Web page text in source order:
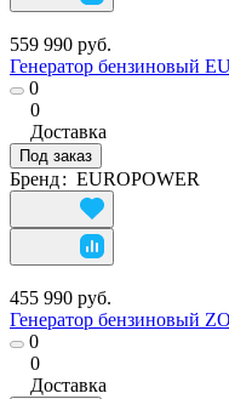
559 990 руб.
Генератор бензиновый
0
0
Доставка
Под заказ
Бренд: EUROPOWER
455 990 руб.
Генератор бензиновый
0
0
Доставка